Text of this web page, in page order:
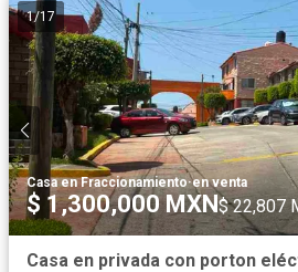
1/17
Casa en Fraccionamiento·en venta
$ 1,300,000 MXN$ 22,807